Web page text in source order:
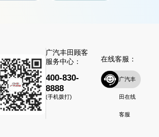
广汽丰田顾客
服务中心：
400-830-
8888
(手机拨打)
在线客服：
广汽丰
田在线
客服